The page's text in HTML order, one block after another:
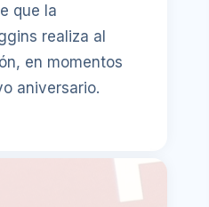
que la
realiza al
en momentos
aniversario.